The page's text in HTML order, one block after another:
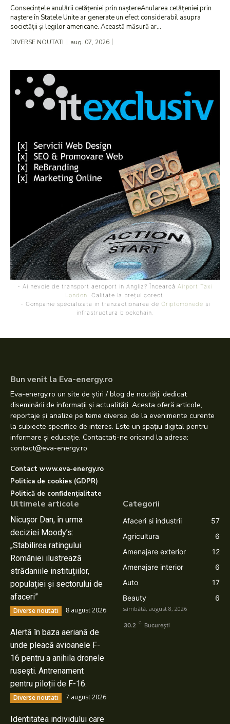
Consecințele anulării cetățeniei prin naștereAnularea cetățeniei prin
naștere în Statele Unite ar generate un efect considerabil asupra
societății și legilor americane. Această măsură ar...
DIVERSE NOUTATI aug. 07, 2026
- Ai nevoie de transport aeroport in Anglia? Încearcă Airport Taxi
London . Calitate la prețul corect.
- Companie specializata in tranzactionarea de Criptomonede si
infrastructura blockchain.
Bun venit la Eva-energy.ro
Eva-energy.ro un site de știri / blog de noutăți, dedicat
diseminării de informații și actualități. Acesta oferă articole,
reportaje și analize pe teme diverse, de la evenimente curente
la subiecte specifice de interes. Este un spațiu digital pentru
informare și educație. Contactati-ne oricand la adresa:
contact@eva-energy.ro
Contact www.eva-energy.ro
Politica de cookies (GDPR)
Politică de confidențialitate
Ultimele articole
Nicușor Dan, în urma
deciziei Moody’s:
„Stabilirea ratingului
României ilustrează
strădaniile instituțiilor,
populației și sectorului de
afaceri”
Diverse noutati 8 august 2026
Alertă în baza aeriană de
unde pleacă avioanele F-
16 pentru a anihila dronele
rusești. Antrenament
pentru piloții de F-16.
Diverse noutati 7 august 2026
Identitatea individului care
Categorii
Afaceri si industrii
57
Agricultura
6
Amenajare exterior
12
Amenajare interior
6
Auto
17
Beauty
6
sâmbătă, august 8, 2026
30.2 C București